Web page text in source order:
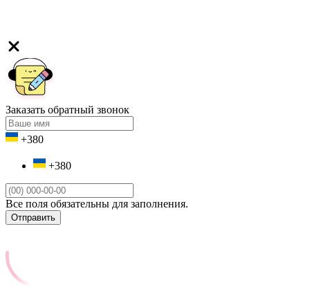
Заказать обратный звонок
+380
+380
Все поля обязательны для заполнения.
Отправить